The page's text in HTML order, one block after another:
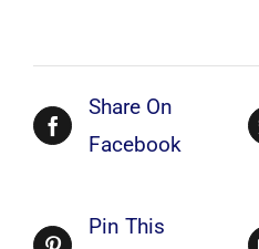
Share On
Facebook
Pin This